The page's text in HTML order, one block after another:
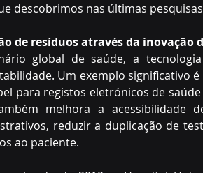
descobrimos nas últimas
de resíduos através da inovação
global de saúde, a
Um exemplo significativo
para registos eletrónicos de
melhora a acessibilidade
reduzir a duplicação de
ao paciente.